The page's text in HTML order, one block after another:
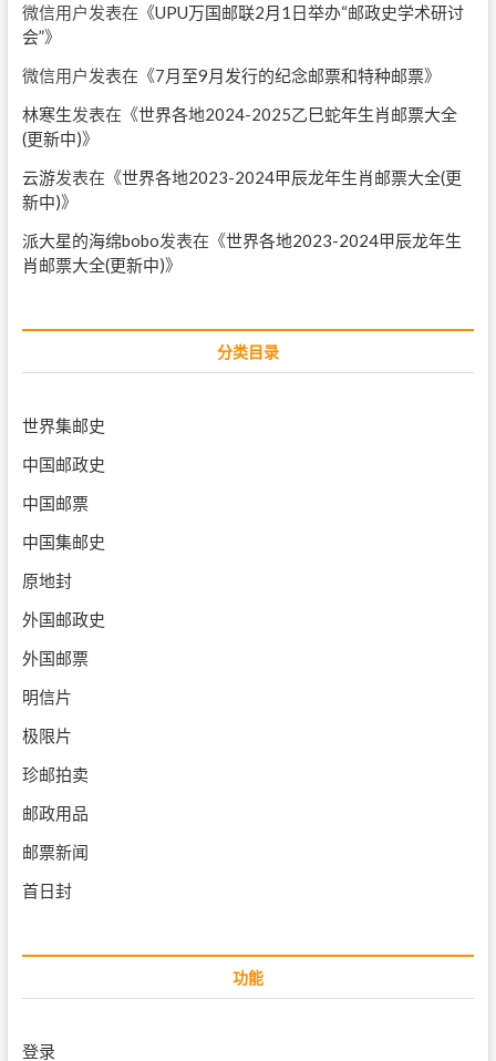
微信用户 发表在《UPU万国邮联2月1日举办“邮政史学术研讨
会”》
微信用户 发表在《7月至9月发行的纪念邮票和特种邮票》
林寒生发表在《世界各地2024-2025乙巳蛇年生肖邮票大全
(更新中)》
云游发表在《世界各地2023-2024甲辰龙年生肖邮票大全(更
新中)》
派大星的海绵bobo发表在《世界各地2023-2024甲辰龙年生
肖邮票大全(更新中)》
分类目录
世界集邮史
中国邮政史
中国邮票
中国集邮史
原地封
外国邮政史
外国邮票
明信片
极限片
珍邮拍卖
邮政用品
邮票新闻
首日封
功能
登录